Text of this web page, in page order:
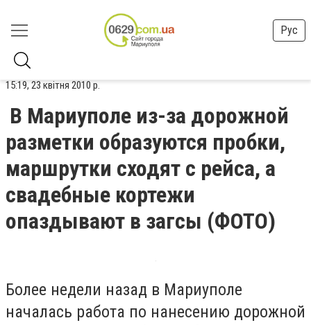
Рус
15:19, 23 квітня 2010 р.
В Мариуполе из-за дорожной
разметки образуются пробки,
маршрутки сходят с рейса, а
свадебные кортежи
опаздывают в загсы (ФОТО)
Более недели назад в Мариуполе
началась работа по нанесению дорожной